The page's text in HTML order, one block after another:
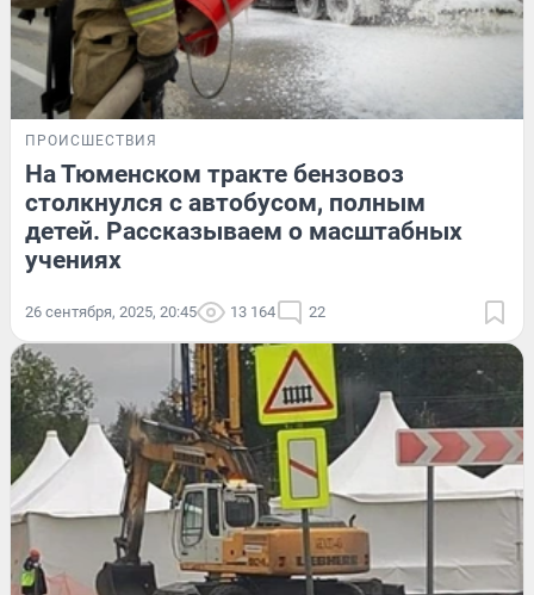
ПРОИСШЕСТВИЯ
На Тюменском тракте бензовоз
столкнулся с автобусом, полным
детей. Рассказываем о масштабных
учениях
26 сентября, 2025, 20:45 13 164 22